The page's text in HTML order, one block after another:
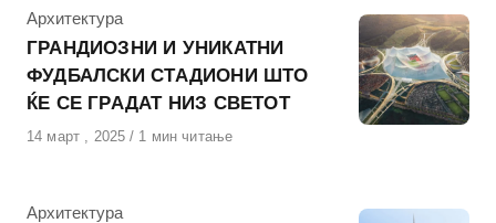
КАтегорија
Архитектура
ГРАНДИОЗНИ И УНИКАТНИ
ФУДБАЛСКИ СТАДИОНИ ШТО
ЌЕ СЕ ГРАДАТ НИЗ СВЕТОТ
Објавено
14 март , 2025 1 мин читање
КАтегорија
Архитектура